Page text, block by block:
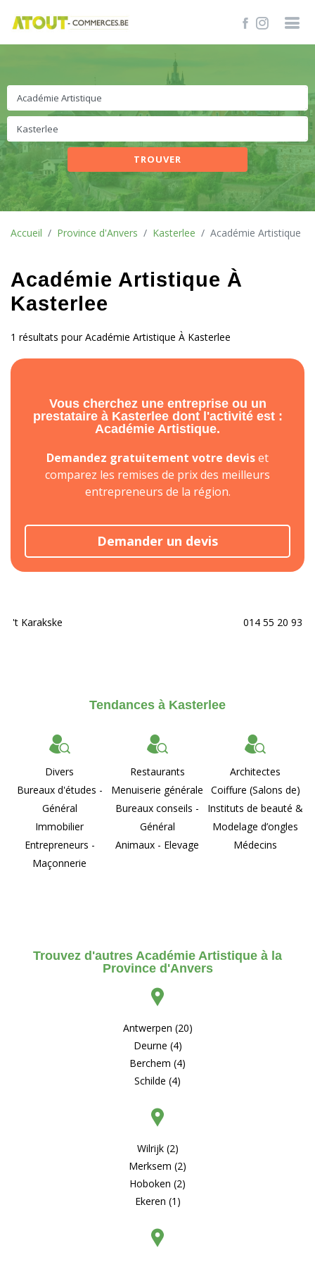
TROUVER
Accueil Province d'Anvers Kasterlee Académie Artistique
Académie Artistique À
Kasterlee
1 résultats pour Académie Artistique À Kasterlee
Vous cherchez une entreprise ou un
prestataire à Kasterlee dont l'activité est :
Académie Artistique.
Demandez gratuitement votre deviset
comparez les remises de prix des meilleurs
entrepreneurs de la région.
Demander un devis
't Karakske 014 55 20 93
Tendances à Kasterlee
Divers
Bureaux d'études -
Général
Immobilier
Entrepreneurs -
Maçonnerie
Restaurants
Menuiserie générale
Bureaux conseils -
Général
Animaux - Elevage
Architectes
Coiffure (Salons de)
Instituts de beauté &
Modelage d’ongles
Médecins
Trouvez d'autres Académie Artistique à la
Province d'Anvers
Antwerpen (20)
Deurne (4)
Berchem (4)
Schilde (4)
Wilrijk (2)
Merksem (2)
Hoboken (2)
Ekeren (1)